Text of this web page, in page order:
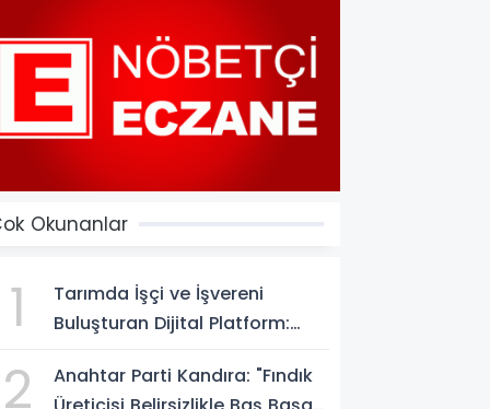
Okunanlar
1
Tarımda İşçi ve İşvereni
Buluşturan Dijital Platform:
2
Anahtar Parti Kandıra: "Fındık